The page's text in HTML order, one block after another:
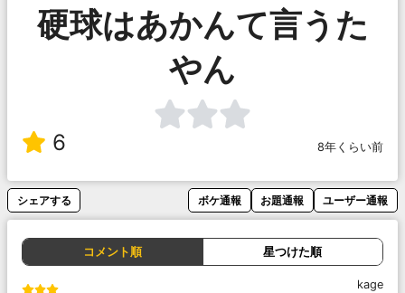
硬球はあかんて言うた
やん
6 8年くらい前
シェアする ボケ通報 お題通報 ユーザー通報
コメント順 星つけた順
kage